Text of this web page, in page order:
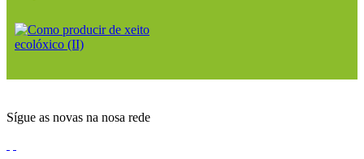
Sígue as novas na nosa rede